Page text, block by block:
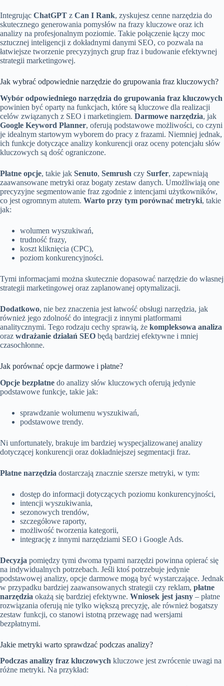
Integrując ChatGPT z Can I Rank, zyskujesz cenne narzędzia do
skutecznego generowania pomysłów na frazy kluczowe oraz ich
analizy na profesjonalnym poziomie. Takie połączenie łączy moc
sztucznej inteligencji z dokładnymi danymi SEO, co pozwala na
łatwiejsze tworzenie precyzyjnych grup fraz i budowanie efektywnej
strategii marketingowej.
Jak wybrać odpowiednie narzędzie do grupowania fraz kluczowych?
Wybór odpowiedniego narzędzia do grupowania fraz kluczowych
powinien być oparty na funkcjach, które są kluczowe dla realizacji
celów związanych z SEO i marketingiem. Darmowe narzędzia, jak
Google Keyword Planner, oferują podstawowe możliwości, co czyni
je idealnym startowym wyborem do pracy z frazami. Niemniej jednak,
ich funkcje dotyczące analizy konkurencji oraz oceny potencjału słów
kluczowych są dość ograniczone.
Płatne opcje, takie jak Senuto, Semrush czy Surfer, zapewniają
zaawansowane metryki oraz bogaty zestaw danych. Umożliwiają one
precyzyjne segmentowanie fraz zgodnie z intencjami użytkowników,
co jest ogromnym atutem. Warto przy tym porównać metryki, takie
jak:
wolumen wyszukiwań,
trudność frazy,
koszt kliknięcia (CPC),
poziom konkurencyjności.
Tymi informacjami można skutecznie dopasować narzędzie do własnej
strategii marketingowej oraz zaplanowanej optymalizacji.
Dodatkowo, nie bez znaczenia jest łatwość obsługi narzędzia, jak
również jego zdolność do integracji z innymi platformami
analitycznymi. Tego rodzaju cechy sprawią, że kompleksowa analiza
oraz wdrażanie działań SEO będą bardziej efektywne i mniej
czasochłonne.
Jak porównać opcje darmowe i płatne?
Opcje bezpłatne do analizy słów kluczowych oferują jedynie
podstawowe funkcje, takie jak:
sprawdzanie wolumenu wyszukiwań,
podstawowe trendy.
Ni unfortunately, brakuje im bardziej wyspecjalizowanej analizy
dotyczącej konkurencji oraz dokładniejszej segmentacji fraz.
Płatne narzędzia dostarczają znacznie szersze metryki, w tym:
dostęp do informacji dotyczących poziomu konkurencyjności,
intencji wyszukiwania,
sezonowych trendów,
szczegółowe raporty,
możliwość tworzenia kategorii,
integrację z innymi narzędziami SEO i Google Ads.
Decyzja pomiędzy tymi dwoma typami narzędzi powinna opierać się
na indywidualnych potrzebach. Jeśli ktoś potrzebuje jedynie
podstawowej analizy, opcje darmowe mogą być wystarczające. Jednak
w przypadku bardziej zaawansowanych strategii czy reklam, płatne
narzędzia okażą się bardziej efektywne. Wniosek jest jasny – płatne
rozwiązania oferują nie tylko większą precyzję, ale również bogatszy
zestaw funkcji, co stanowi istotną przewagę nad wersjami
bezpłatnymi.
Jakie metryki warto sprawdzać podczas analizy?
Podczas analizy fraz kluczowych kluczowe jest zwrócenie uwagi na
różne metryki. Na przykład: